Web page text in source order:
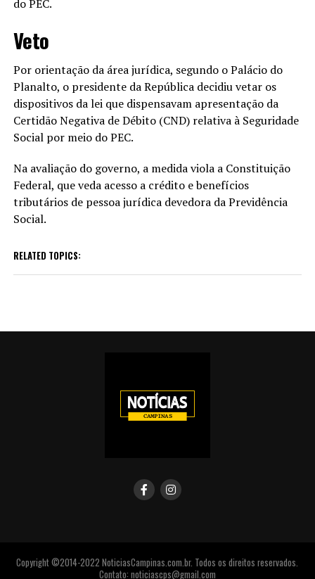
do PEC.
Veto
Por orientação da área jurídica, segundo o Palácio do
Planalto, o presidente da República decidiu vetar os
dispositivos da lei que dispensavam apresentação da
Certidão Negativa de Débito (CND) relativa à Seguridade
Social por meio do PEC.
Na avaliação do governo, a medida viola a Constituição
Federal, que veda acesso a crédito e benefícios
tributários de pessoa jurídica devedora da Previdência
Social.
RELATED TOPICS:
Copyright ©2014-2022 NoticiasCampinas.com.br. Todos os direitos reservados.
Contato: noticiascps@gmail.com